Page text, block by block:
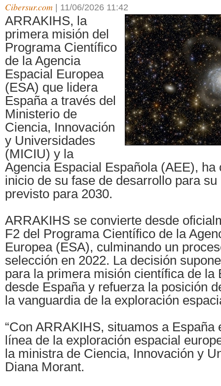
Cibersur.com 11/06/2026 11:42
ARRAKIHS, la
primera misión del
Programa Científico
de la Agencia
Espacial Europea
(ESA) que lidera
España a través del
Ministerio de
Ciencia, Innovación
y Universidades
(MICIU) y la
Agencia Espacial Española (AEE), ha
inicio de su fase de desarrollo para
previsto para 2030.
ARRAKIHS se convierte desde
F2 del Programa Científico de la
Europea (ESA), culminando un
selección en 2022. La decisión
para la primera misión científica de la
desde España y refuerza la posición
la vanguardia de la exploración
“Con ARRAKIHS, situamos a España
línea de la exploración espacial
la ministra de Ciencia, Innovación y
Diana Morant.